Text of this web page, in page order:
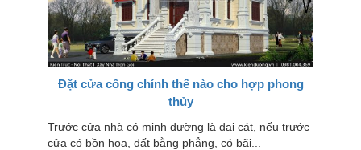
Đặt cửa cổng chính thế nào cho hợp phong
thủy
Trước cửa nhà có minh đường là đại cát, nếu trước
cửa có bồn hoa, đất bằng phẳng, có bãi...